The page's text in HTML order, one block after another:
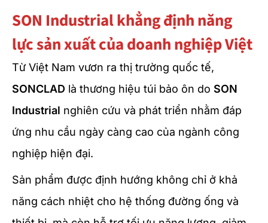
SON Industrial khẳng định năng
lực sản xuất của doanh nghiệp Việt
Từ Việt Nam vươn ra thị trường quốc tế,
SONCLAD là thương hiệu túi bảo ôn do SON
Industrial nghiên cứu và phát triển nhằm đáp
ứng nhu cầu ngày càng cao của ngành công
nghiệp hiện đại.
Sản phẩm được định hướng không chỉ ở khả
năng cách nhiệt cho hệ thống đường ống và